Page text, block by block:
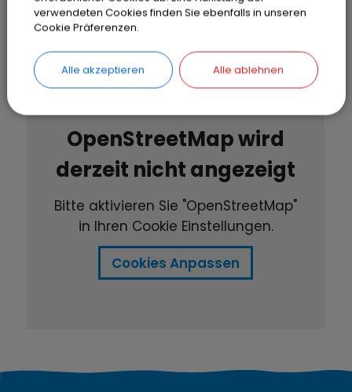
OpenStreetMap wird
derzeit nicht angezeigt
Bitte aktivieren Sie "OpenStreetMap"
in Ihren Cookie Einstellungen.
Cookies Anpassen
verwendeten Cookies finden Sie ebenfalls in unseren
Cookie Präferenzen.
Alle akzeptieren Alle ablehnen